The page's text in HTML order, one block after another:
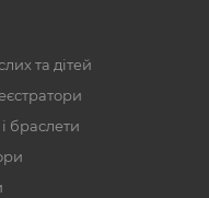
та дітей
браслети